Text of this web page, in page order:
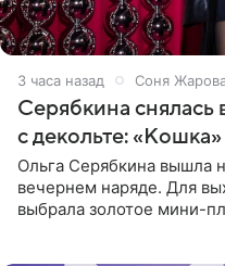
3 часа назад Соня
Серябкина снялась
с декольте: «Кошка»
Ольга Серябкина вышла
вечернем наряде. Для
выбрала золотое мини-